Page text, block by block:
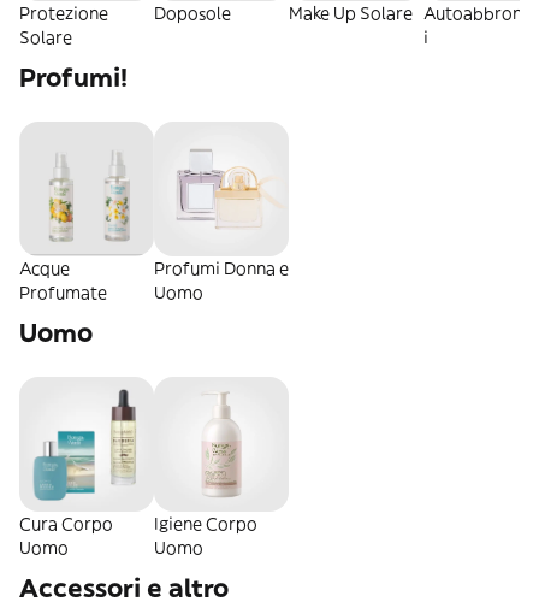
Protezione
Solare
Doposole Make Up Solare
i
Profumi!
Acque
Profumate
Profumi Donna e
Uomo
Uomo
Cura Corpo
Uomo
Igiene Corpo
Uomo
Accessori e altro